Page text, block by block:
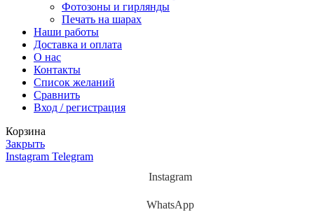
Фотозоны и гирлянды
Печать на шарах
Наши работы
Доставка и оплата
О нас
Контакты
Список желаний
Сравнить
Вход / регистрация
Корзина
Закрыть
Instagram Telegram
Instagram
WhatsApp